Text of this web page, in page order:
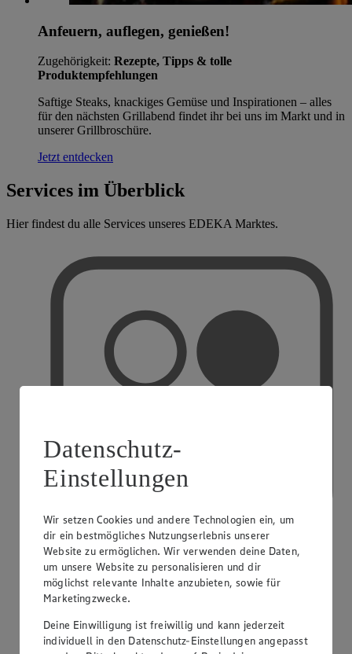
Anfeuern, auflegen, genießen!
Zugehörigkeit: Rezepte, Tipps & tolle
Produktempfehlungen
Saftige Steaks, knackiges Gemüse und Inspirationen – alles
für den nächsten Grillabend findet ihr bei uns im Markt und in
unserer Grillbroschüre.
Jetzt entdecken
Services im Überblick
Hier findest du alle Services unseres EDEKA Marktes.
PAYBACK
Datenschutz-
Einstellungen
Wir setzen Cookies und andere Technologien ein, um
dir ein bestmögliches Nutzungserlebnis unserer
Website zu ermöglichen. Wir verwenden deine Daten,
um unsere Website zu personalisieren und dir
möglichst relevante Inhalte anzubieten, sowie für
Marketingzwecke.
Deine Einwilligung ist freiwillig und kann jederzeit
individuell in den Datenschutz-Einstellungen angepasst